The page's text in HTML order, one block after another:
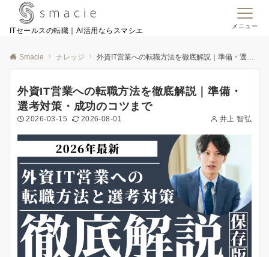
ITセールスの転職｜AI活用ならスマシエ
メニュー
Smacie ナレッジ 外資IT営業への転職方法を徹底解説｜準備・選考対策・成功のコツまで
外資IT営業への転職方法を徹底解説｜準備・
選考対策・成功のコツまで
2026-03-15 2026-08-01 井上 智弘